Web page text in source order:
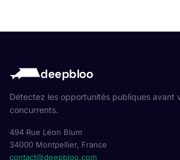
deepbloo
Détectez les opportunités publiques avant
concurrents.
494 Rue Léon Blum
34000 Montpellier, France
contact@deepbloo.com